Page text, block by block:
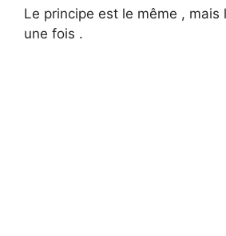
Le principe est le même ,
une fois .